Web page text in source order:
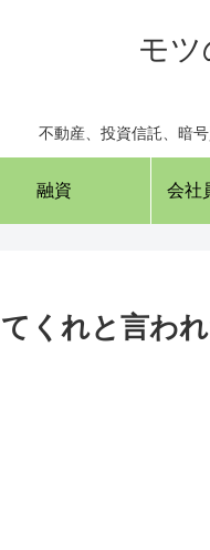
モツ
不動産、投資信託、暗
融資 会社
くれと言わ